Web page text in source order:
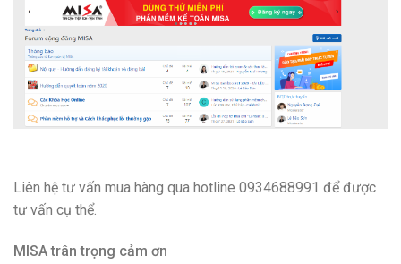
Liên hệ tư vấn mua hàng qua hotline 0934688991 để được
tư vấn cụ thể.
MISA trân trọng cảm ơn